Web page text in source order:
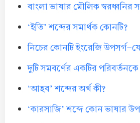
বাংলা ভাষার মৌলিক স্বরধ্বনির
‘ইতি’ শব্দের সমার্থক কোনটি?
নিচের কোনটি ইংরেজি উপসর্গ-
দুটি সমবর্ণের একটির
‘আহব’ শব্দের অর্থ কী?
‘কারসাজি’ শব্দে কোন ভাষার